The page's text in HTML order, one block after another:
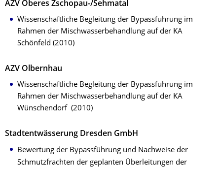
AZV Oberes Zschopau-/Sehmatal
Wissenschaftliche Begleitung der Bypassführung im
Rahmen der Mischwasserbehandlung auf der KA
Schönfeld (2010)
AZV Olbernhau
Wissenschaftliche Begleitung der Bypassführung im
Rahmen der Mischwasserbehandlung auf der KA
Wünschendorf (2010)
Stadtentwässerung Dresden GmbH
Bewertung der Bypassführung und Nachweise der
Schmutzfrachten der geplanten Überleitungen der